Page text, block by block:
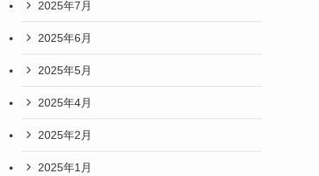
2025年7月
2025年6月
2025年5月
2025年4月
2025年2月
2025年1月